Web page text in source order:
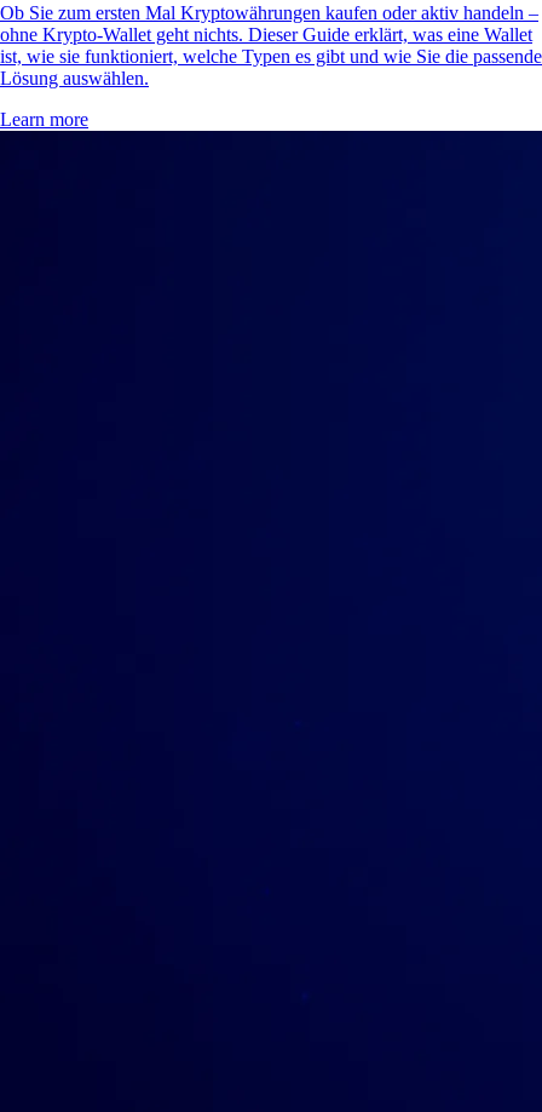
Ob Sie zum ersten Mal Kryptowährungen kaufen oder aktiv handeln –
ohne Krypto-Wallet geht nichts. Dieser Guide erklärt, was eine Wallet
ist, wie sie funktioniert, welche Typen es gibt und wie Sie die passende
Lösung auswählen.
Learn more